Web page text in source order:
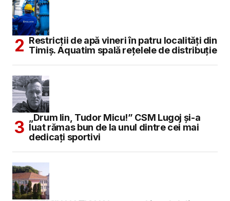
Restricții de apă vineri în patru localități din
Timiș. Aquatim spală rețelele de distribuție
„Drum lin, Tudor Micu!” CSM Lugoj și-a
luat rămas bun de la unul dintre cei mai
dedicați sportivi